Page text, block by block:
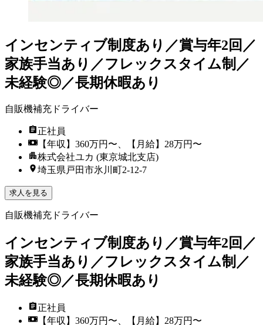
インセンティブ制度あり／賞与年2回／
家族手当あり／フレックスタイム制／
未経験◎／長期休暇あり
自販機補充ドライバー
正社員
【年収】360万円〜、【月給】28万円〜
株式会社ユカ (東京城北支店)
埼玉県戸田市氷川町2-12-7
求人を見る
自販機補充ドライバー
インセンティブ制度あり／賞与年2回／
家族手当あり／フレックスタイム制／
未経験◎／長期休暇あり
正社員
【年収】360万円〜、【月給】28万円〜